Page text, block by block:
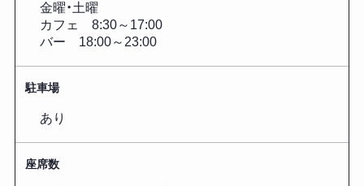
金曜・土曜
カフェ 8:30～17:00
バー 18:00～23:00
駐車場
あり
座席数